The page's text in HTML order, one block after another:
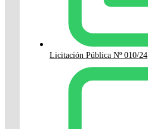
Licitación Pública Nº 010/24